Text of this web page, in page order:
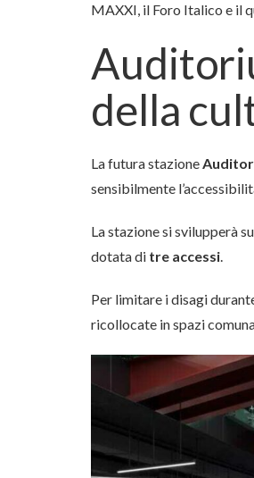
MAXXI, il Foro Italico e il
della
La futura stazione
sensibilmente
La stazione si svilupperà su
dotata di tre accessi.
Per limitare i disagi
ricollocate in spazi